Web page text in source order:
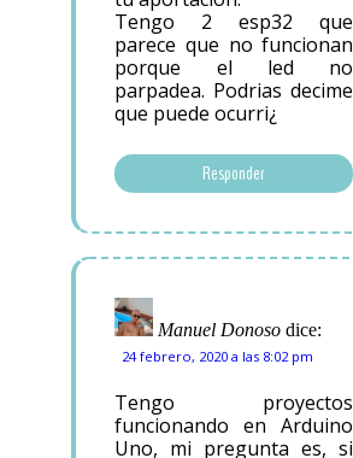
Tengo 2 esp32 que
parece que no funcionan
porque el led no
parpadea. Podrias decime
que puede ocurri¿
Responder
Manuel Donoso dice:
24 febrero, 2020 a las 8:02 pm
Tengo proyectos
funcionando en Arduino
Uno, mi pregunta es, si